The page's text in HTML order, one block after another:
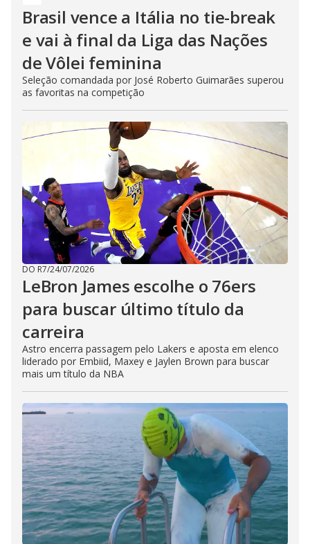
Brasil vence a Itália no tie-break
e vai à final da Liga das Nações
de Vôlei feminina
Seleção comandada por José Roberto Guimarães superou
as favoritas na competição
DO R7/24/07/2026
LeBron James escolhe o 76ers
para buscar último título da
carreira
Astro encerra passagem pelo Lakers e aposta em elenco
liderado por Embiid, Maxey e Jaylen Brown para buscar
mais um título da NBA